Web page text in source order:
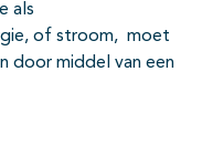
als
of stroom, moet
door middel van een